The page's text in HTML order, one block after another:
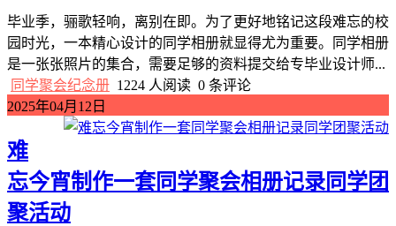
毕业季，骊歌轻响，离别在即。为了更好地铭记这段难忘的校
园时光，一本精心设计的同学相册就显得尤为重要。同学相册
是一张张照片的集合，需要足够的资料提交给专毕业设计师...
同学聚会纪念册 1224 人阅读 0 条评论
2025年04月12日
难
忘今宵制作一套同学聚会相册记录同学团
聚活动